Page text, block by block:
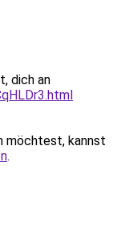
dich an
möchtest, kannst
.